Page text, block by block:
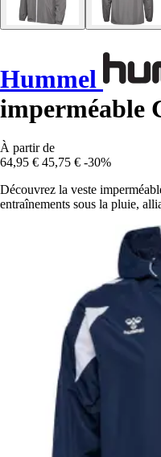
Hummel
imperméable
À partir de
64,95 € 45,75 € -30%
Découvrez la veste
entraînements sous la pluie,